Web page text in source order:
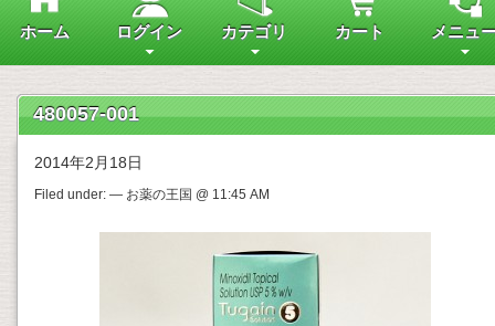
ホーム ログイン カテゴリ カート メニュ
480057-001
2014年2月18日
Filed under: — お薬の王国 @ 11:45 AM